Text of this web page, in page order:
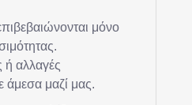
μόνο
ή αλλαγές
άμεσα μαζί μας.